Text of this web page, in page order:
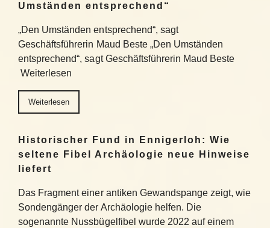
Umständen entsprechend“
„Den Umständen entsprechend“, sagt
Geschäftsführerin Maud Beste „Den Umständen
entsprechend“, sagt Geschäftsführerin Maud Beste
Weiterlesen
Weiterlesen
Historischer Fund in Ennigerloh: Wie
seltene Fibel Archäologie neue Hinweise
liefert
Das Fragment einer antiken Gewandspange zeigt, wie
Sondengänger der Archäologie helfen. Die
sogenannte Nussbügelfibel wurde 2022 auf einem